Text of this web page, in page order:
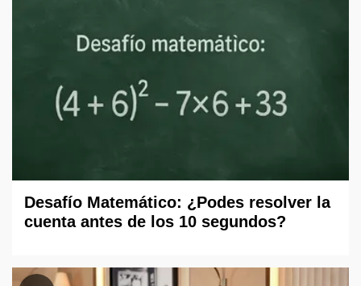
Desafío Matemático: ¿Podes resolver la
cuenta antes de los 10 segundos?